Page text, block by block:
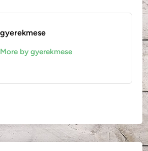
gyerekmese
More by gyerekmese